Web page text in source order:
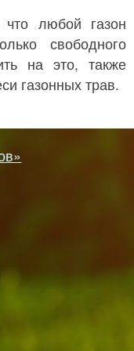
любой газон
свободного
на это, также
газонных трав.